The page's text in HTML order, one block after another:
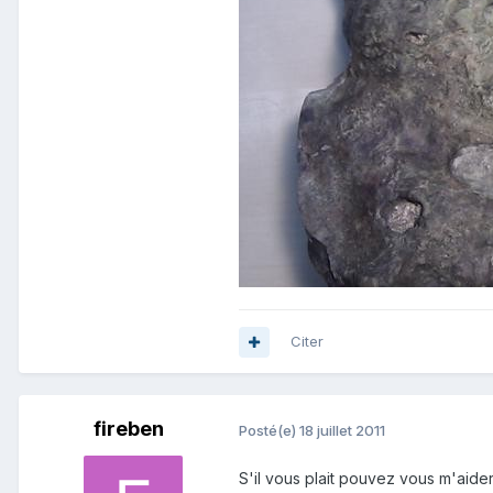
Citer
fireben Posté(e) 18 juillet 2011
S'il vous plait pouvez vous